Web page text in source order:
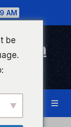
AM
be